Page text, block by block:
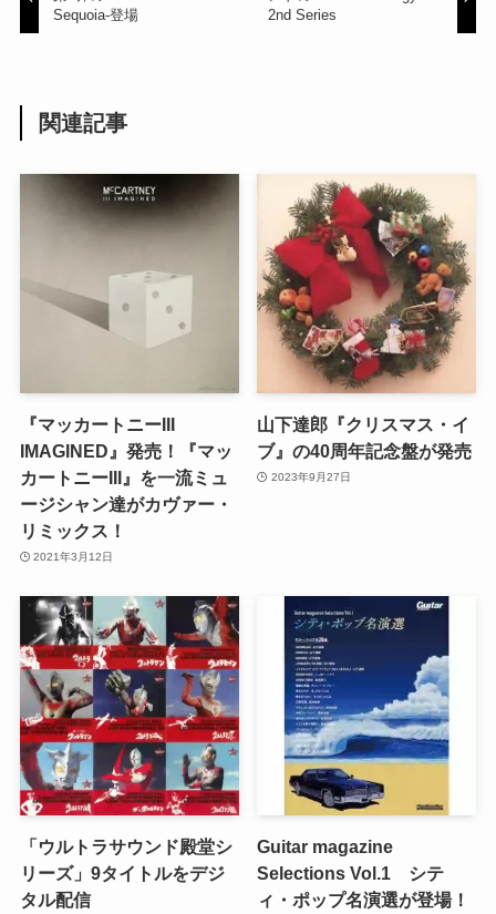
Sequoia-登場
2nd Series
関連記事
『マッカートニーIII
IMAGINED』発売！『マッ
カートニーIII』を一流ミュ
ージシャン達がカヴァー・
リミックス！
2021年3月12日
山下達郎『クリスマス・イ
ブ』の40周年記念盤が発売
2023年9月27日
「ウルトラサウンド殿堂シ
リーズ」9タイトルをデジ
タル配信
Guitar magazine
Selections Vol.1 シテ
ィ・ポップ名演選が登場！